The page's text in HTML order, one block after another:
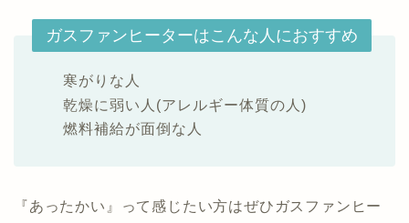
ガスファンヒーターはこんな人におすすめ
寒がりな人
乾燥に弱い人(アレルギー体質の人)
燃料補給が面倒な人
『あったかい』って感じたい方はぜひガスファンヒー